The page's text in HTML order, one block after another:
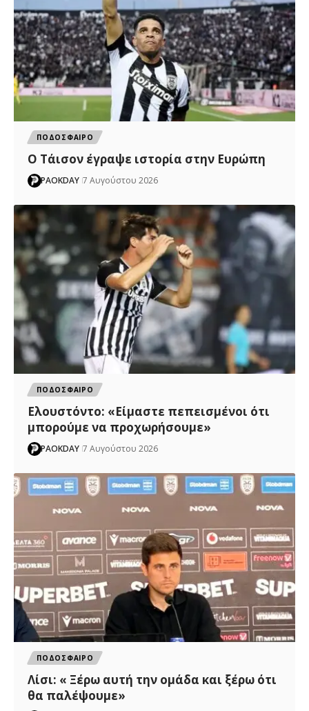
ΠΟΔΟΣΦΑΙΡΟ
Ο Τάισον έγραψε ιστορία στην Ευρώπη
PAOKDAY 7 Αυγούστου 2026
ΠΟΔΟΣΦΑΙΡΟ
Ελουστόντο: «Είμαστε πεπεισμένοι ότι
μπορούμε να προχωρήσουμε»
PAOKDAY 7 Αυγούστου 2026
ΠΟΔΟΣΦΑΙΡΟ
Λίσι: « Ξέρω αυτή την ομάδα και ξέρω ότι
θα παλέψουμε»